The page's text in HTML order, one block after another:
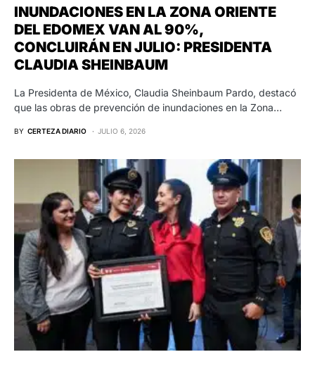
INUNDACIONES EN LA ZONA ORIENTE
DEL EDOMEX VAN AL 90%,
CONCLUIRÁN EN JULIO: PRESIDENTA
CLAUDIA SHEINBAUM
La Presidenta de México, Claudia Sheinbaum Pardo, destacó
que las obras de prevención de inundaciones en la Zona…
BY CERTEZA DIARIO JULIO 6, 2026